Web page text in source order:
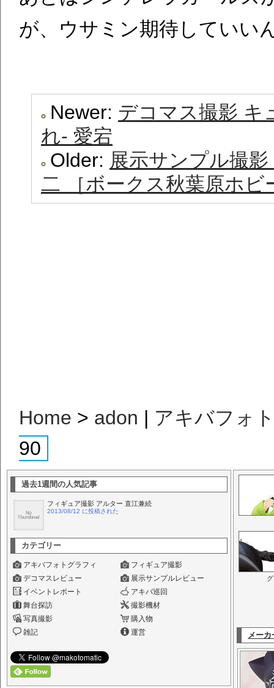
が、ウサミン期待していい
Newer: デコマス撮影 キ
れ- 愛宕
Older: 展示サンプル撮
二 ［ボークス秋葉原ホビ
Home > adon | アキバフォ
90
過去1週間の人気記事
フィギュア撮影 アルター 直江兼続
2013/08/12 に投稿された
カテゴリー
アキバフォトグラフィ
フィギュア撮影
デコマスレビュー
展示サンプルレビュー
イベントレポート
アキバ巡回
舞台探訪
撮影機材
写真撮影
購入物
雑記
運営 メー